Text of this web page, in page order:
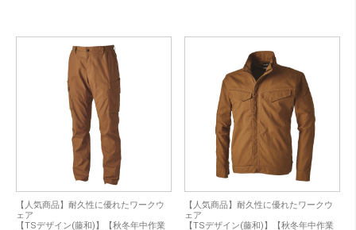
【人気商品】耐久性に優れたワークウ
ェア
【TSデザイン(藤和)】【秋冬年中作業
【人気商品】耐久性に優れたワークウ
ェア
【TSデザイン(藤和)】【秋冬年中作業